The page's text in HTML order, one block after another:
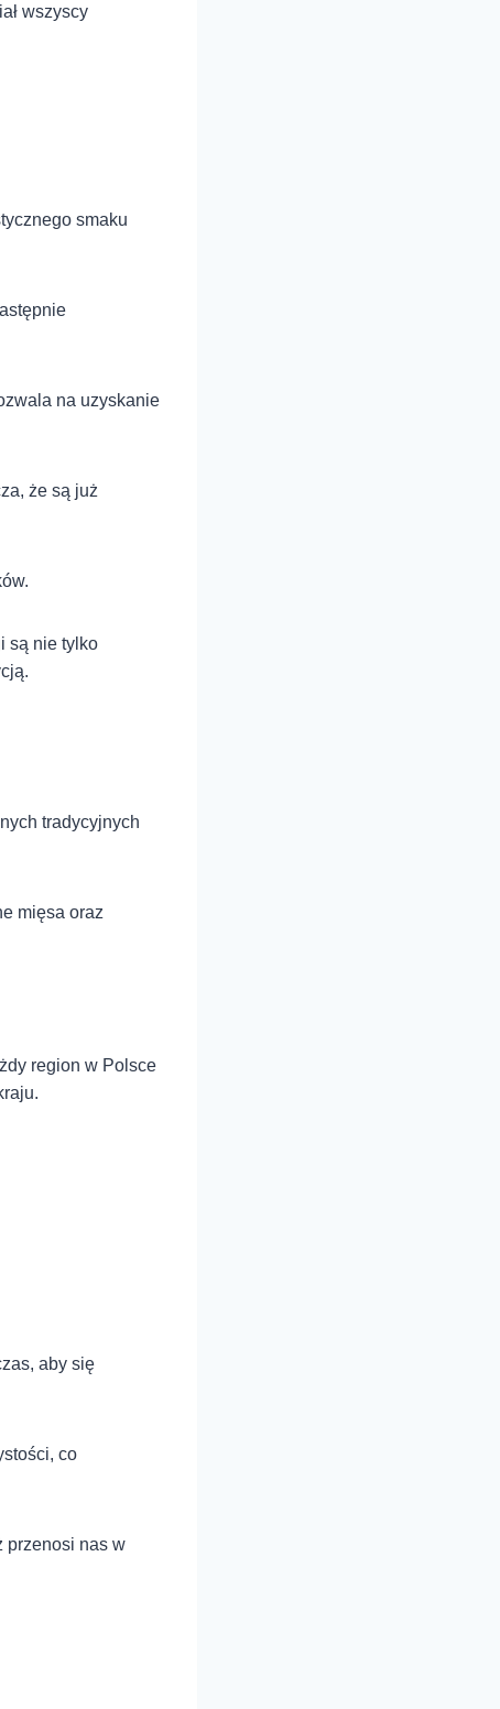
wszyscy
smaku
na uzyskanie
że są już
są nie tylko
tradycyjnych
mięsa oraz
region w Polsce
aby się
co
przenosi nas w